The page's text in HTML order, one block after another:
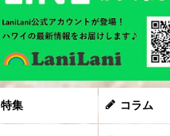
特集 コラム